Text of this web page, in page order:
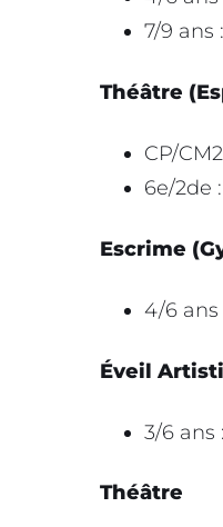
7/9 ans
Théâtre
CP/
6e/2de
Escrime
4/6 ans
Éveil
3/6 ans
Théâtre